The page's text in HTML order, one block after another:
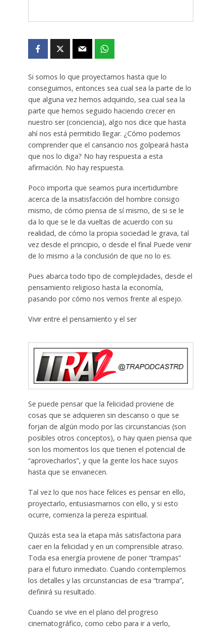
Si somos lo que proyectamos hasta que lo
conseguimos, entonces sea cual sea la parte de lo
que alguna vez hemos adquirido, sea cual sea la
parte que hemos seguido haciendo crecer en
nuestro ser (conciencia), algo nos dice que hasta
ahí nos está permitido llegar. ¿Cómo podemos
comprender que el cansancio nos golpeará hasta
que nos lo diga? No hay respuesta a esta
afirmación. No hay respuesta.
Poco importa que seamos pura incertidumbre
acerca de la insatisfacción del hombre consigo
mismo, de cómo piensa de sí mismo, de si se le
da lo que se le da vueltas de acuerdo con su
realidad, de cómo la propia sociedad le grava, tal
vez desde el principio, o desde el final Puede venir
de lo mismo a la conclusión de que no lo es.
Pues abarca todo tipo de complejidades, desde el
pensamiento religioso hasta la economía,
pasando por cómo nos vemos frente al espejo.
Vivir entre el pensamiento y el ser
Se puede pensar que la felicidad proviene de
cosas que se adquieren sin descanso o que se
forjan de algún modo por las circunstancias (son
posibles otros conceptos), o hay quien piensa que
son los momentos los que tienen el potencial de
“aprovecharlos”, y que la gente los hace suyos
hasta que se envanecen.
Tal vez lo que nos hace felices es pensar en ello,
proyectarlo, entusiasmarnos con ello, y si esto
ocurre, comienza la pereza espiritual.
Quizás esta sea la etapa más satisfactoria para
caer en la felicidad y en un comprensible atraso.
Toda esa energía proviene de poner “trampas”
para el futuro inmediato. Cuando contemplemos
los detalles y las circunstancias de esa “trampa”,
definirá su resultado.
Cuando se vive en el plano del progreso
cinematográfico, como cebo para ir a verlo,